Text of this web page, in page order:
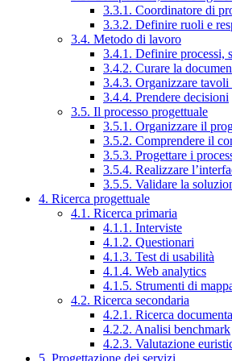
3.3.1. Coordinatore di
3.3.2. Definire ruoli e
3.4. Metodo di lavoro
3.4.1. Definire processi,
3.4.2. Curare la
3.4.3. Organizzare
3.4.4. Prendere decisioni
3.5. Il processo progettuale
3.5.1. Organizzare il
3.5.2. Comprendere il
3.5.3. Progettare i
3.5.4. Realizzare
3.5.5. Validare la
4. Ricerca progettuale
4.1. Ricerca primaria
4.1.1. Interviste
4.1.2. Questionari
4.1.3. Test di usabilità
4.1.4. Web analytics
4.1.5. Strumenti di
4.2. Ricerca secondaria
4.2.1. Ricerca
4.2.2. Analisi benchmark
4.2.3. Valutazione
5. Progettazione dei servizi